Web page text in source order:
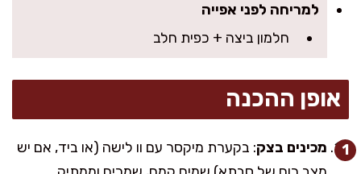
למריחה לפני אפייה
חלמון ביצה + כפית חלב
אופן ההכנה
מכינים בצק: בקערת מיקסר עם וו לישה (או ביד, אם יש